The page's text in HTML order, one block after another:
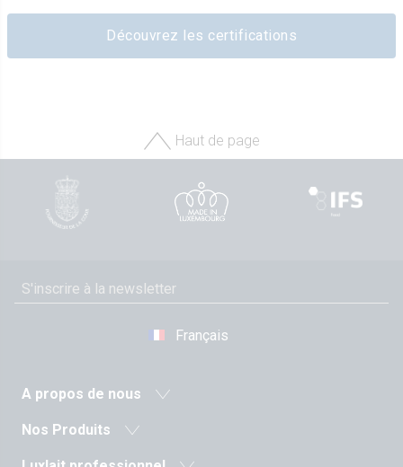
Découvrez les certifications
Haut de page
Français
A propos de nous
Actualité
Nos Produits
Laits et boissons lactées